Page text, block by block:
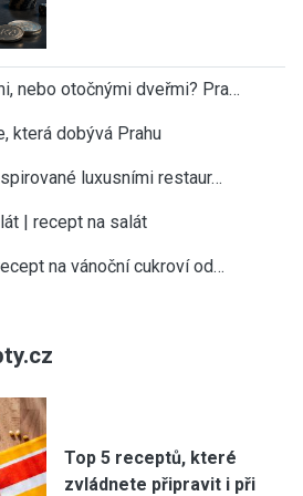
nebo otočnými dveřmi? Pra…
která dobývá Prahu
luxusními restaur…
| recept na salát
na vánoční cukroví od…
Top 5 receptů, které
zvládnete připravit i při